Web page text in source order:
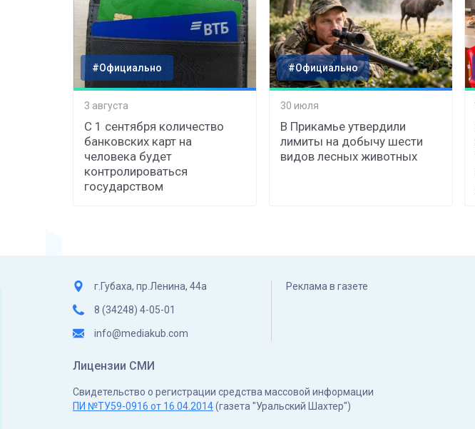
#Официально
3 августа
С 1 сентября количество
банковских карт на
человека будет
контролироваться
государством
#Официально
30 июля
В Прикамье утвердили
лимиты на добычу шести
видов лесных животных
г.Губаха, пр.Ленина, 44а
8 (34248) 4-05-01
info@mediakub.com
Реклама в газете
Лицензии СМИ
Свидетельство о регистрации средства массовой информации
ПИ №ТУ59-0916 от 16.04.2014(газета "Уральский Шахтер")